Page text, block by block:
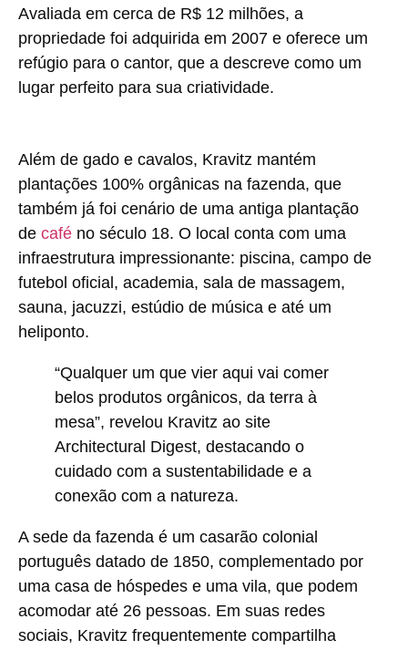
Avaliada em cerca de R$ 12 milhões, a
propriedade foi adquirida em 2007 e oferece um
refúgio para o cantor, que a descreve como um
lugar perfeito para sua criatividade.
Além de gado e cavalos, Kravitz mantém
plantações 100% orgânicas na fazenda, que
também já foi cenário de uma antiga plantação
de café no século 18. O local conta com uma
infraestrutura impressionante: piscina, campo de
futebol oficial, academia, sala de massagem,
sauna, jacuzzi, estúdio de música e até um
heliponto.
“Qualquer um que vier aqui vai comer
belos produtos orgânicos, da terra à
mesa”, revelou Kravitz ao site
Architectural Digest, destacando o
cuidado com a sustentabilidade e a
conexão com a natureza.
A sede da fazenda é um casarão colonial
português datado de 1850, complementado por
uma casa de hóspedes e uma vila, que podem
acomodar até 26 pessoas. Em suas redes
sociais, Kravitz frequentemente compartilha